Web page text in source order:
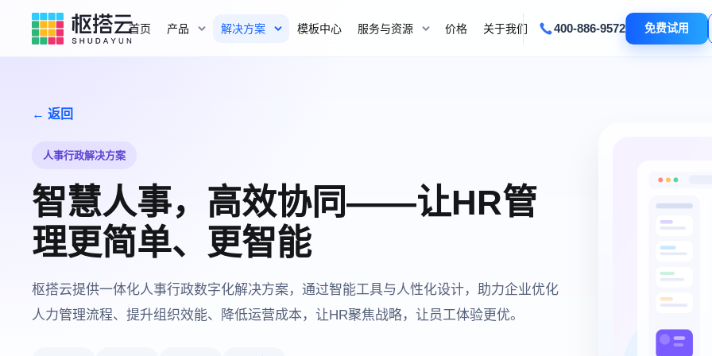
首页 产品 解决方案 模板中心 服务与资源 价格 关于我们 400-886-9572 免费试用
← 返回
人事行政解决方案
智慧人事，高效协同——让HR管
理更简单、更智能
枢搭云提供一体化人事行政数字化解决方案，通过智能工具与人性化设计，助力企业优化
人力管理流程、提升组织效能、降低运营成本，让HR聚焦战略，让员工体验更优。